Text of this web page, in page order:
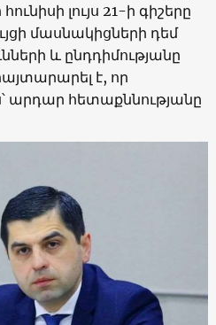
լույս 21-ի գիշերը
մասնակիցների դեմ
և ընդդիմությանը
է, որ
արդար հետաքննությանը